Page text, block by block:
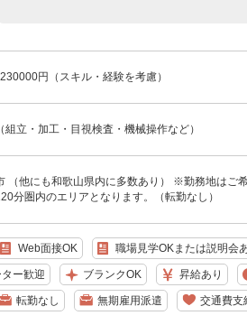
円（スキル・経験を考慮）
組立・加工・目視検査・機械操作など）
（他にも和歌山県内に多数あり） ※勤務地はご
分圏内のエリアとなります。（転勤なし）
Web面接OK 職場見学OKまたは説明会
ー歓迎 ブランクOK 昇給あり
転勤なし 無期雇用派遣 交通費支